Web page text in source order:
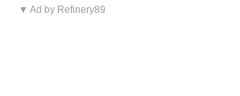
▼ Ad by Refinery89